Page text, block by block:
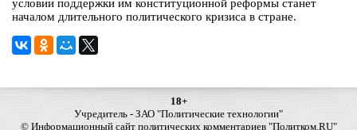
условии поддержки им конституционной реформы станет
началом длительного политического кризиса в стране.
18+
Учредитель - ЗАО "Политические технологии"
© Информационный сайт политических комментариев "Политком.RU"